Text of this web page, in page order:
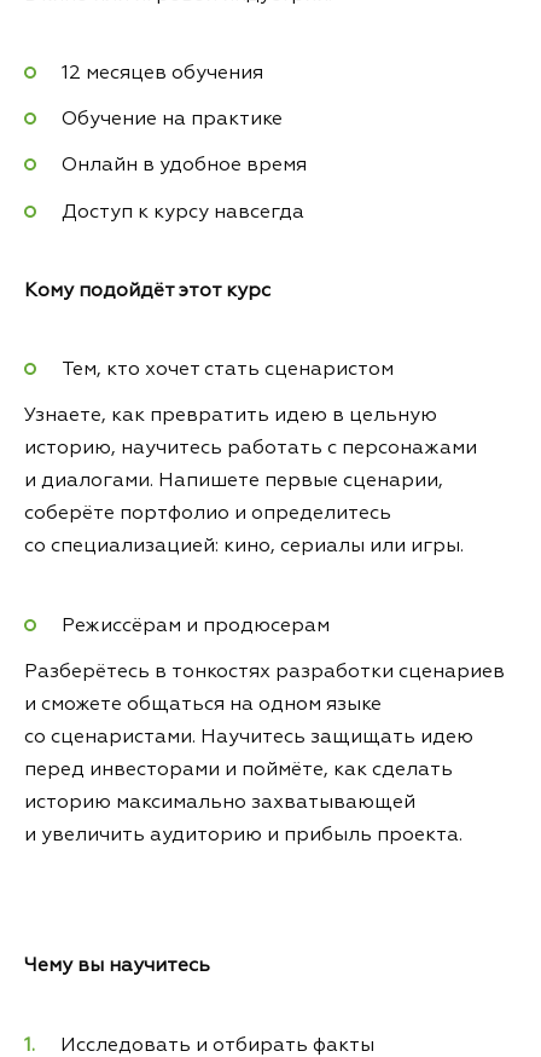
12 месяцев обучения
Обучение на практике
Онлайн в удобное время
Доступ к курсу навсегда
Кому подойдёт этот курс
Тем, кто хочет стать сценаристом
Узнаете, как превратить идею в цельную
историю, научитесь работать с персонажами
и диалогами. Напишете первые сценарии,
соберёте портфолио и определитесь
со специализацией: кино, сериалы или игры.
Режиссёрам и продюсерам
Разберётесь в тонкостях разработки сценариев
и сможете общаться на одном языке
со сценаристами. Научитесь защищать идею
перед инвесторами и поймёте, как сделать
историю максимально захватывающей
и увеличить аудиторию и прибыль проекта.
Чему вы научитесь
Исследовать и отбирать факты